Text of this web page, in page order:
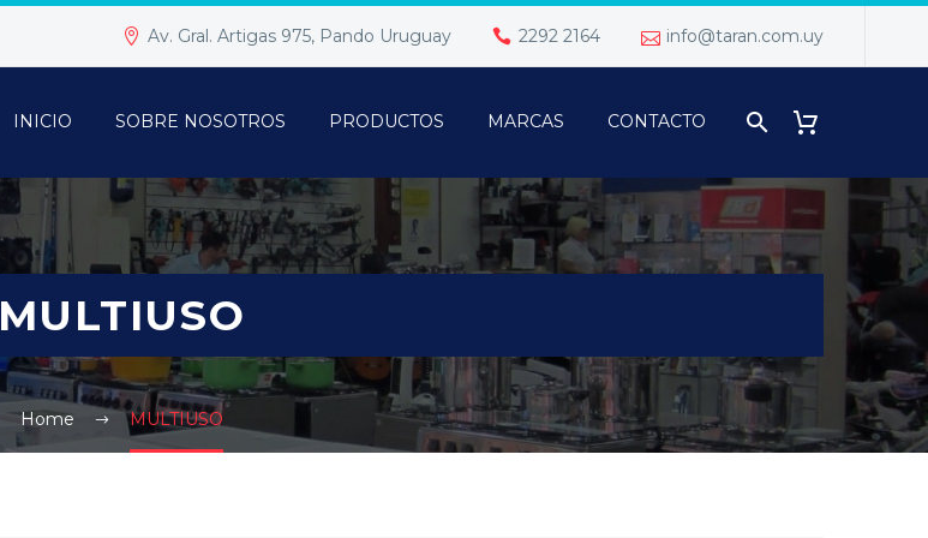
Av. Gral. Artigas 975, Pando Uruguay 2292 2164 info@taran.com.uy
INICIO SOBRE NOSOTROS PRODUCTOS MARCAS CONTACTO
MULTIUSO
Home MULTIUSO